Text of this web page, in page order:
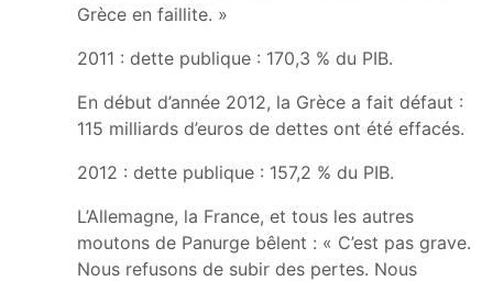
Grèce en faillite. »
2011 : dette publique : 170,3 % du PIB.
En début d’année 2012, la Grèce a fait défaut :
115 milliards d’euros de dettes ont été effacés.
2012 : dette publique : 157,2 % du PIB.
L’Allemagne, la France, et tous les autres
moutons de Panurge bêlent : « C’est pas grave.
Nous refusons de subir des pertes. Nous